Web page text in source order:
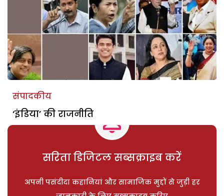
संपादकीय
‘इंडिया’ की राजनीति
सरिता डिजिटल सब्सक्राइब करें
अपनी पसंदीदा कहानियां और सामाजिक मुद्दों से जुड़ी हर